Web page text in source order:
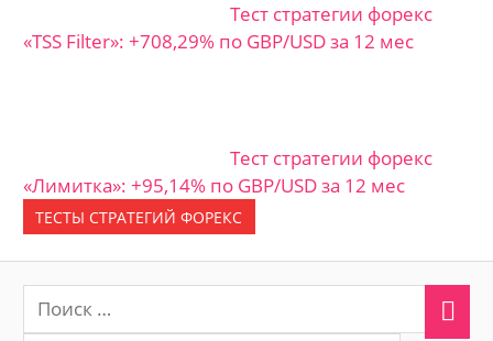
Тест стратегии форекс
«TSS Filter»: +708,29% по GBP/USD за 12 мес
Тест стратегии форекс
«Лимитка»: +95,14% по GBP/USD за 12 мес
ТЕСТЫ СТРАТЕГИЙ ФОРЕКС